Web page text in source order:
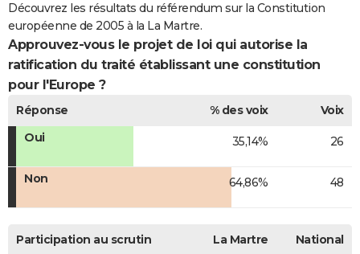
FORUM
Bricolage
Lifestyle
Culture
Sport
Auto
Television
Voyage
Cinema
Découvrez les résultats du référendum sur la Constitution
européenne de 2005 à la La Martre.
Approuvez-vous le projet de loi qui autorise la
ratification du traité établissant une constitution
pour l'Europe ?
Réponse % des voix
Voix
Oui
35,14% 26
Non 64,86% 48
Participation au scrutin La Martre National